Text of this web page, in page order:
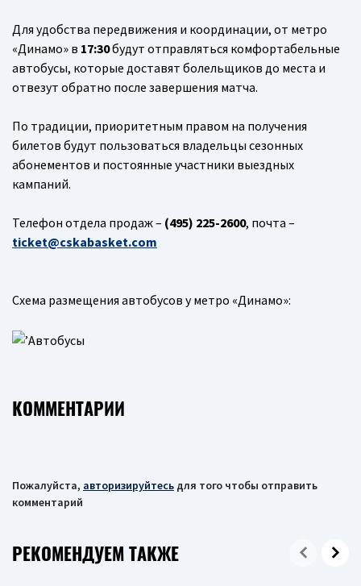
Для удобства передвижения и координации, от метро
«Динамо» в 17:30будут отправляться комфортабельные
автобусы, которые доставят болельщиков до места и
отвезут обратно после завершения матча.
По традиции, приоритетным правом на получения
билетов будут пользоваться владельцы сезонных
абонементов и постоянные участники выездных
кампаний.
Телефон отдела продаж – (495) 225-2600, почта –
ticket@cskabasket.com
Схема размещения автобусов у метро «Динамо»:
КОММЕНТАРИИ
Пожалуйста, авторизируйтесь для того чтобы отправить
комментарий
РЕКОМЕНДУЕМ ТАКЖЕ